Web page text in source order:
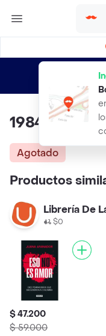
envíos
1984 Orwell
Agotado
Productos
Librería De
$0
$ 47.200
$ 59.000